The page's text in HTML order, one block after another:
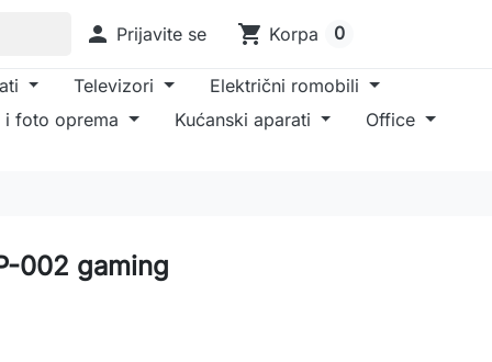
 Prijavite se shopping_cart Korpa 0
Televizori
Električni romobili
i foto oprema
Kućanski aparati Office
002 gaming